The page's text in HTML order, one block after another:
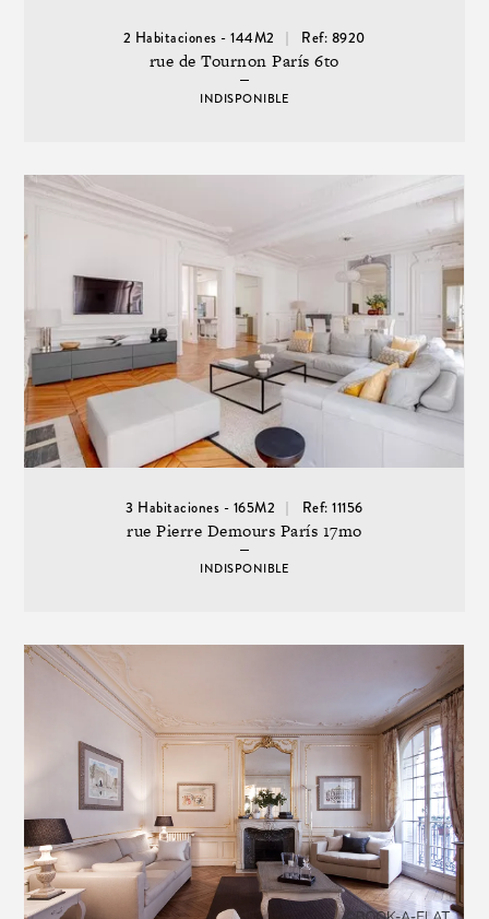
2 Habitaciones - 144M2 Ref: 8920
rue de Tournon París 6to
INDISPONIBLE
3 Habitaciones - 165M2 Ref: 11156
rue Pierre Demours París 17mo
INDISPONIBLE